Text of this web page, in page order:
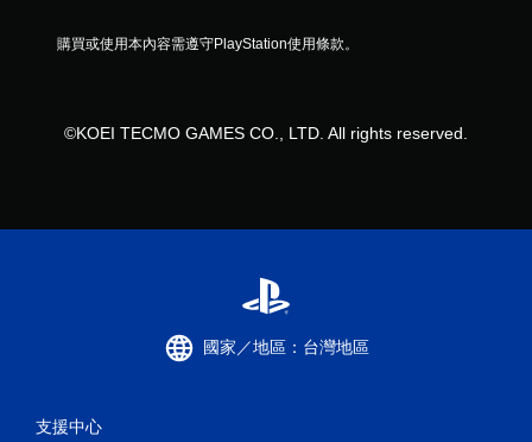
購買或使用本內容需遵守PlayStation使用條款。
©KOEI TECMO GAMES CO., LTD. All rights reserved.
國家／地區：台灣地區
支援中心